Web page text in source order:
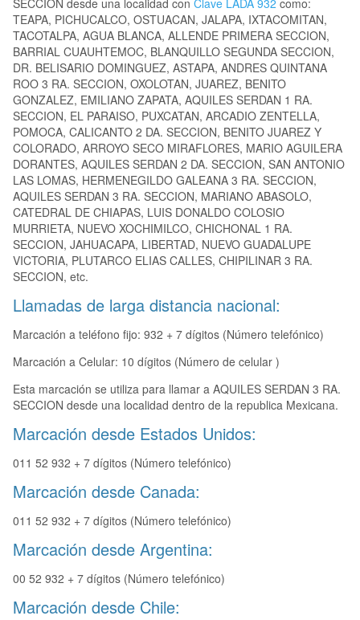
SECCION desde una localidad con Clave LADA 932 como:
TEAPA, PICHUCALCO, OSTUACAN, JALAPA, IXTACOMITAN,
TACOTALPA, AGUA BLANCA, ALLENDE PRIMERA SECCION,
BARRIAL CUAUHTEMOC, BLANQUILLO SEGUNDA SECCION,
DR. BELISARIO DOMINGUEZ, ASTAPA, ANDRES QUINTANA
ROO 3 RA. SECCION, OXOLOTAN, JUAREZ, BENITO
GONZALEZ, EMILIANO ZAPATA, AQUILES SERDAN 1 RA.
SECCION, EL PARAISO, PUXCATAN, ARCADIO ZENTELLA,
POMOCA, CALICANTO 2 DA. SECCION, BENITO JUAREZ Y
COLORADO, ARROYO SECO MIRAFLORES, MARIO AGUILERA
DORANTES, AQUILES SERDAN 2 DA. SECCION, SAN ANTONIO
LAS LOMAS, HERMENEGILDO GALEANA 3 RA. SECCION,
AQUILES SERDAN 3 RA. SECCION, MARIANO ABASOLO,
CATEDRAL DE CHIAPAS, LUIS DONALDO COLOSIO
MURRIETA, NUEVO XOCHIMILCO, CHICHONAL 1 RA.
SECCION, JAHUACAPA, LIBERTAD, NUEVO GUADALUPE
VICTORIA, PLUTARCO ELIAS CALLES, CHIPILINAR 3 RA.
SECCION, etc.
Llamadas de larga distancia nacional:
Marcación a teléfono fijo: 932 + 7 dígitos (Número telefónico)
Marcación a Celular: 10 dígitos (Número de celular )
Esta marcación se utiliza para llamar a AQUILES SERDAN 3 RA.
SECCION desde una localidad dentro de la republica Mexicana.
Marcación desde Estados Unidos:
011 52 932 + 7 dígitos (Número telefónico)
Marcación desde Canada:
011 52 932 + 7 dígitos (Número telefónico)
Marcación desde Argentina:
00 52 932 + 7 dígitos (Número telefónico)
Marcación desde Chile: